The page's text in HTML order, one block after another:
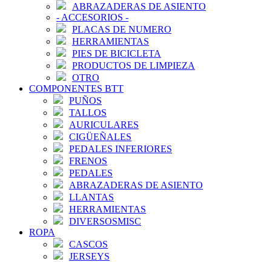
ABRAZADERAS DE ASIENTO
- ACCESORIOS -
PLACAS DE NUMERO
HERRAMIENTAS
PIES DE BICICLETA
PRODUCTOS DE LIMPIEZA
OTRO
COMPONENTES BTT
PUÑOS
TALLOS
AURICULARES
CIGÜEÑALES
PEDALES INFERIORES
FRENOS
PEDALES
ABRAZADERAS DE ASIENTO
LLANTAS
HERRAMIENTAS
DIVERSOSMISC
ROPA
CASCOS
JERSEYS